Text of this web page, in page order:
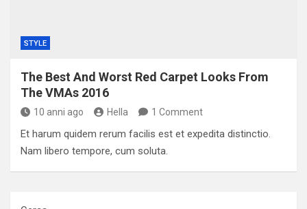
STYLE
The Best And Worst Red Carpet Looks From
The VMAs 2016
10 anni ago Hella 1 Comment
Et harum quidem rerum facilis est et expedita distinctio.
Nam libero tempore, cum soluta.